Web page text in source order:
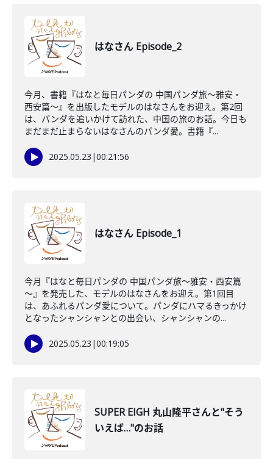
はなさん Episode_2
今月、書籍『はなと毎日パンダの 中国パンダ旅～雅安・
西安篇～』を出版したモデルのはなさんをお迎え。第2回
は、パンダを追いかけて訪れた、中国の旅のお話。今日も
まだまだ止まらないはなさんのパンダ愛。書籍『...
2025.05.23 |00:21:56
はなさん Episode_1
今月『はなと毎日パンダの 中国パンダ旅～雅安・西安篇
～』を発売した、モデルのはなさんをお迎え。第1回目
は、あふれるパンダ愛について。パンダにハマるきっかけ
となったシャンシャンとの出会い、シャンシャンの...
2025.05.23 |00:19:05
SUPER EIGH 丸山隆平さんと"そう
いえば…"のお話